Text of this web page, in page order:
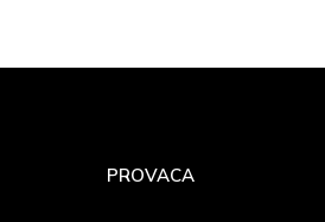
PROVACA